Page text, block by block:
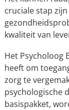
cruciale stap
kwaliteit van
Het Psycholoog
heeft om
zorg te
psychologische
basispakket,